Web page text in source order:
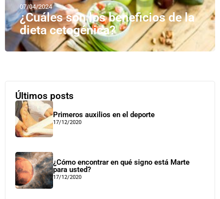
07/04/2024
¿Cuáles son los beneficios de la
dieta cetogénica?
Últimos posts
Primeros auxilios en el deporte
17/12/2020
¿Cómo encontrar en qué signo está Marte
para usted?
17/12/2020